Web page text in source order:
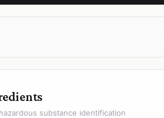
substance identification